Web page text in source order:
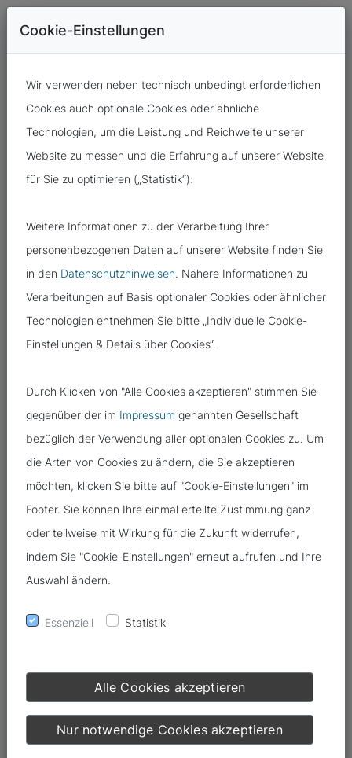
SMARTPHONE-APPS: DIE SUCHE
NACH DEM DATENSCHUTZ
In Zeiten der Pandemie hat die Bedeutung mobiler Geräte und
Anwendungen noch weiter zugenommen. Die Zahl der
installierten Apps auf Smartphones und Tablets wächst und
wächst. Doch wie steht es um den Datenschutz bei den mobilen
Da gibt es eine App für …
gaben die Deutschen so viel Geld für Handy-Apps aus wie noch
nie. Insgesamt 2,9 Milliarden Euro Umsatz wurden 2021 mit
Smartphone- Programmen generiert, so der Digitalverband
Cookie-Einstellungen
Wir verwenden neben technisch unbedingt erforderlichen
Cookies auch optionale Cookies oder ähnliche
Technologien, um die Leistung und Reichweite unserer
Website zu messen und die Erfahrung auf unserer Website
für Sie zu optimieren („Statistik“):
Weitere Informationen zu der Verarbeitung Ihrer
personenbezogenen Daten auf unserer Website finden Sie
in den Datenschutzhinweisen. Nähere Informationen zu
Verarbeitungen auf Basis optionaler Cookies oder ähnlicher
Technologien entnehmen Sie bitte „Individuelle Cookie-
Einstellungen & Details über Cookies“.
Durch Klicken von "Alle Cookies akzeptieren" stimmen Sie
gegenüber der im Impressum genannten Gesellschaft
bezüglich der Verwendung aller optionalen Cookies zu. Um
die Arten von Cookies zu ändern, die Sie akzeptieren
möchten, klicken Sie bitte auf "Cookie-Einstellungen" im
Footer. Sie können Ihre einmal erteilte Zustimmung ganz
oder teilweise mit Wirkung für die Zukunft widerrufen,
indem Sie "Cookie-Einstellungen" erneut aufrufen und Ihre
Auswahl ändern.
Essenziell Statistik
Alle Cookies akzeptieren
Nur notwendige Cookies akzeptieren